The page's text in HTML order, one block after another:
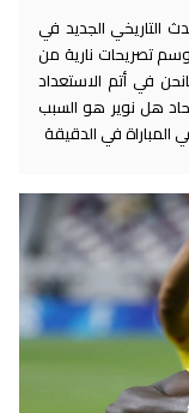
التاريخي الجديد في
تصريحات نارية من
في أتم الاستعداد
هل نوير هو السبب
في الدقيقة